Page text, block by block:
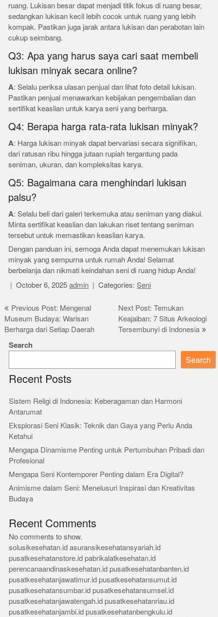
ruang. Lukisan besar dapat menjadi titik fokus di ruang besar,
sedangkan lukisan kecil lebih cocok untuk ruang yang lebih
kompak. Pastikan juga jarak antara lukisan dan perabotan lain
cukup seimbang.
Q3: Apa yang harus saya cari saat membeli
lukisan minyak secara online?
A: Selalu periksa ulasan penjual dan lihat foto detail lukisan.
Pastikan penjual menawarkan kebijakan pengembalian dan
sertifikat keaslian untuk karya seni yang berharga.
Q4: Berapa harga rata-rata lukisan minyak?
A: Harga lukisan minyak dapat bervariasi secara signifikan,
dari ratusan ribu hingga jutaan rupiah tergantung pada
seniman, ukuran, dan kompleksitas karya.
Q5: Bagaimana cara menghindari lukisan
palsu?
A: Selalu beli dari galeri terkemuka atau seniman yang diakui.
Minta sertifikat keaslian dan lakukan riset tentang seniman
tersebut untuk memastikan keaslian karya.
Dengan panduan ini, semoga Anda dapat menemukan lukisan
minyak yang sempurna untuk rumah Anda! Selamat
berbelanja dan nikmati keindahan seni di ruang hidup Anda!
October 6, 2025 admin Categories:Seni
Post
navigation
Previous Post: Mengenal
Museum Budaya: Warisan
Berharga dari Setiap Daerah
Next Post: Temukan
Keajaiban: 7 Situs Arkeologi
Tersembunyi di Indonesia
Search
Search
Recent Posts
Sistem Religi di Indonesia: Keberagaman dan Harmoni
Antarumat
Eksplorasi Seni Klasik: Teknik dan Gaya yang Perlu Anda
Ketahui
Mengapa Dinamisme Penting untuk Pertumbuhan Pribadi dan
Profesional
Mengapa Seni Kontemporer Penting dalam Era Digital?
Animisme dalam Seni: Menelusuri Inspirasi dan Kreativitas
Budaya
Recent Comments
No comments to show.
solusikesehatan.id asuransikesehatansyariah.id
pusatkesehatanstore.id pabrikalatkesehatan.id
perencanaandinaskesehatan.id pusatkesehatanbanten.id
pusatkesehatanjawatimur.id pusatkesehatansumut.id
pusatkesehatansumbar.id pusatkesehatansumsel.id
pusatkesehatanjawatengah.id pusatkesehatanriau.id
pusatkesehatanjambi.id pusatkesehatanbengkulu.id